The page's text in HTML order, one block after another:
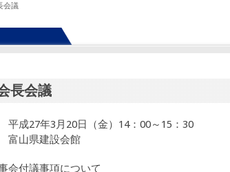
会議
長会議
成27年3月20日（金）14：00～15：30
山県建設会館
会付議事項について